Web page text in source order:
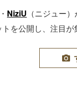
NiziU （ニジュー
を公開し、注目